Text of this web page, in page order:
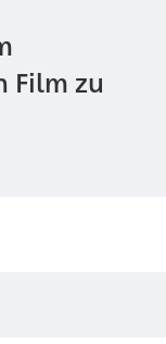
Film zu